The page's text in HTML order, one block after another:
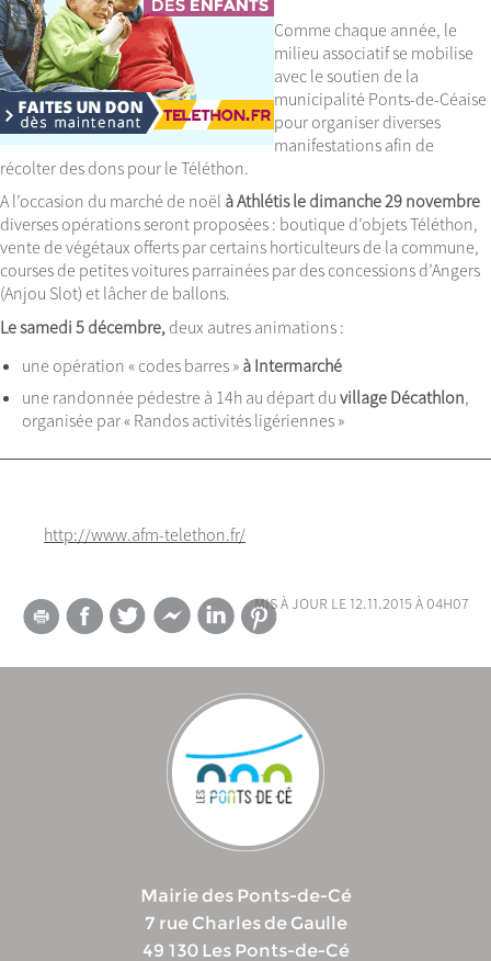
Comme chaque année, le
milieu associatif se mobilise
avec le soutien de la
municipalité Ponts-de-Céaise
pour organiser diverses
manifestations afin de
récolter des dons pour le Téléthon.
A l’occasion du marché de noël à Athlétis le dimanche 29 novembre
diverses opérations seront proposées : boutique d’objets Téléthon,
vente de végétaux offerts par certains horticulteurs de la commune,
courses de petites voitures parrainées par des concessions d’Angers
(Anjou Slot) et lâcher de ballons.
Le samedi 5 décembre, deux autres animations :
une opération « codes barres » à Intermarché
une randonnée pédestre à 14h au départ du village Décathlon,
organisée par « Randos activités ligériennes »
http://www.afm-telethon.fr/
mis à jour le 12.11.2015 à 04h07
Mairie des Ponts-de-Cé
7 rue Charles de Gaulle
49 130 Les Ponts-de-Cé